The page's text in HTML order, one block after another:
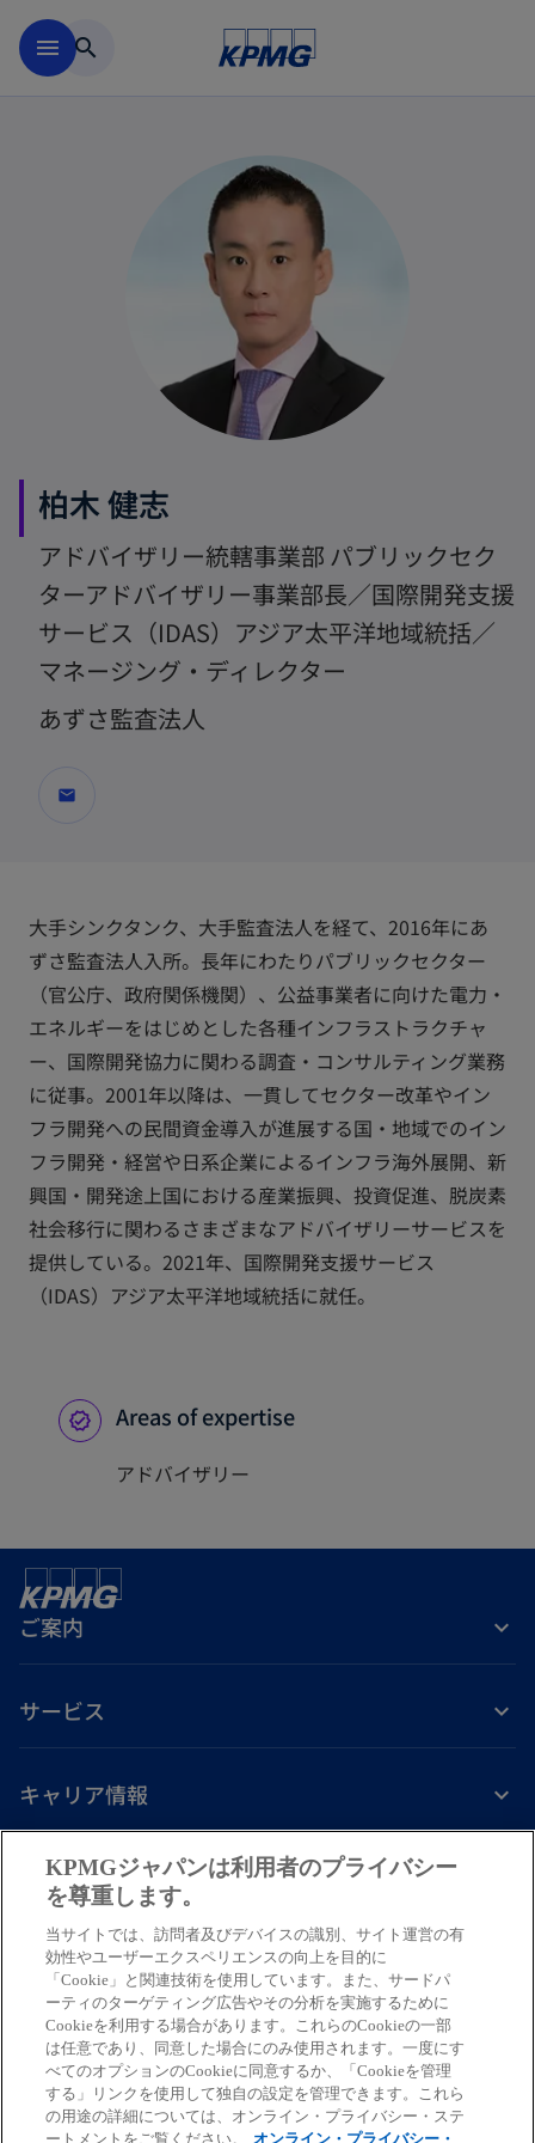
menu search
柏木 健志
アドバイザリー統轄事業部 パブリックセク
ターアドバイザリー事業部長／国際開発支援
サービス（IDAS）アジア太平洋地域統括／
マネージング・ディレクター
あずさ監査法人
mail
大手シンクタンク、大手監査法人を経て、2016年にあ
ずさ監査法人入所。長年にわたりパブリックセクター
（官公庁、政府関係機関）、公益事業者に向けた電力・
エネルギーをはじめとした各種インフラストラクチャ
ー、国際開発協力に関わる調査・コンサルティング業務
に従事。2001年以降は、一貫してセクター改革やイン
フラ開発への民間資金導入が進展する国・地域でのイン
フラ開発・経営や日系企業によるインフラ海外展開、新
興国・開発途上国における産業振興、投資促進、脱炭素
社会移行に関わるさまざまなアドバイザリーサービスを
提供している。2021年、国際開発支援サービス
（IDAS）アジア太平洋地域統括に就任。
Areas of expertise
アドバイザリー
ご案内
サービス
キャリア情報
し
い
タ
ブ
で
開
く
新
し
タ
ブ
で
開
く
し
タ
ブ
で
開
く
し
タ
ブ
で
開
く
し
タ
ブ
で
開
く
免責事項プライバシーポリシー
© 2026 KPMG AZSA LLC, a limited liability audit corporation
incorporated under the Japanese Certified Public Accountants Law and
a member firm of the KPMG global organization of independent member
firms affiliated with KPMG International Limited, a private English
company limited by guarantee. All rights reserved. © 2026 KPMG Tax
Corporation, a tax corporation incorporated under the Japanese CPTA
Law and a member firm of the KPMG global organization of independent
KPMGジャパンは利用者のプライバシー
を尊重します。
当サイトでは、訪問者及びデバイスの識別、サイト運営の有
効性やユーザーエクスペリエンスの向上を目的に
「Cookie」と関連技術を使用しています。また、サードパ
ーティのターゲティング広告やその分析を実施するために
Cookieを利用する場合があります。これらのCookieの一部
は任意であり、同意した場合にのみ使用されます。一度にす
べてのオプションのCookieに同意するか、「Cookieを管理
する」リンクを使用して独自の設定を管理できます。これら
の用途の詳細については、オンライン・プライバシー・ステ
ートメントをご覧ください。
オンライン・プライバシー・